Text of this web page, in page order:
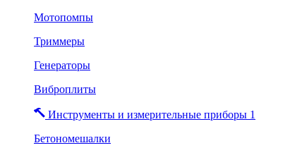
Мотопомпы
Триммеры
Генераторы
Виброплиты
Инструменты и измерительные приборы 1
Бетономешалки